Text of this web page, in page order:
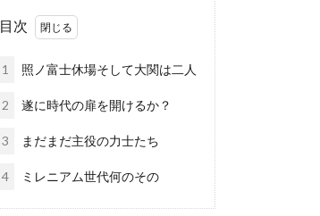
目次
1 照ノ富士休場そして大関は二人
2 遂に時代の扉を開けるか？
3 まだまだ主役の力士たち
4 ミレニアム世代何のその